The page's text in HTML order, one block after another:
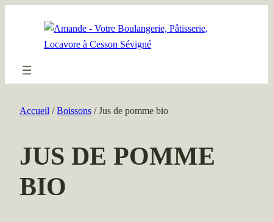
Accueil /Boissons / Jus de pomme bio
JUS DE POMME
BIO